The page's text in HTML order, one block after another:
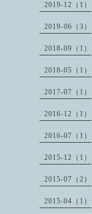
2019-12（1）
2019-06（3）
2018-09（1）
2018-05（1）
2017-07（1）
2016-12（1）
2016-07（1）
2015-12（1）
2015-07（2）
2015-04（1）